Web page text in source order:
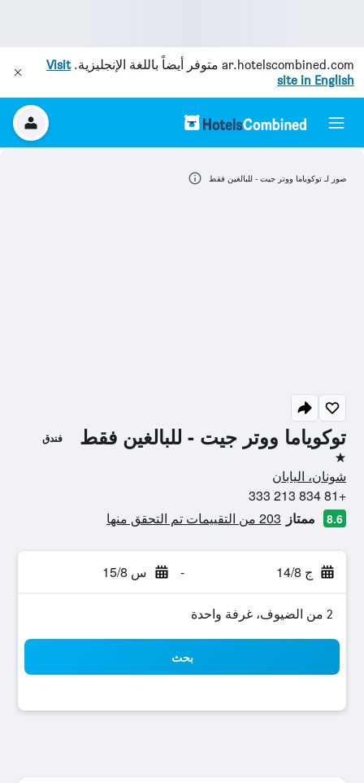
ar.hotelscombined.com متوفر أيضاً باللغة الإنجليزية.Visit
site in English
توكوياما ووتر جيت - للبالغين فقط فندق
نجمة واحدة
شونان، اليابان
+81 834 213 333
8.6 ممتاز 203 من التقييمات تم التحقق منها
ج 14/8 - س 15/8
2 من الضيوف، غرفة واحدة
بحث
صور لـ توكوياما ووتر جيت - للبالغين فقط